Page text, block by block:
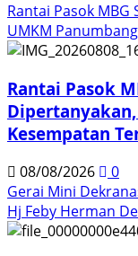
Rantai Pasok MBG
UMKM
Rantai Pasok
Kesempatan
08/08/2026
0
Gerai Mini
Hj Feby Herman